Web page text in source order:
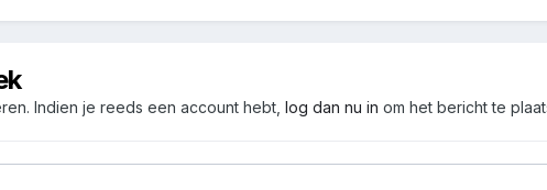
Indien je reeds een account hebt, log dan nu in om het bericht te